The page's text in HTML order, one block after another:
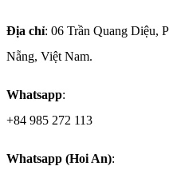
Địa chỉ: 06 Trần Quang Diệu,
Nẵng, Việt Nam.
Whatsapp:
+84 985 272 113
Whatsapp (Hoi An):